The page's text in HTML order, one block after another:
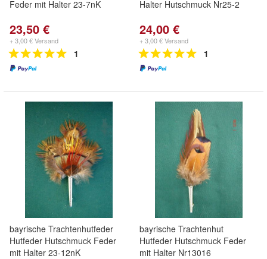
Feder mit Halter 23-7nK
23,50 €
+ 3,00 € Versand
1
Halter Hutschmuck Nr25-2
24,00 €
+ 3,00 € Versand
1
bayrische Trachtenhutfeder
Hutfeder Hutschmuck Feder
mit Halter 23-12nK
bayrische Trachtenhut
Hutfeder Hutschmuck Feder
mit Halter Nr13016